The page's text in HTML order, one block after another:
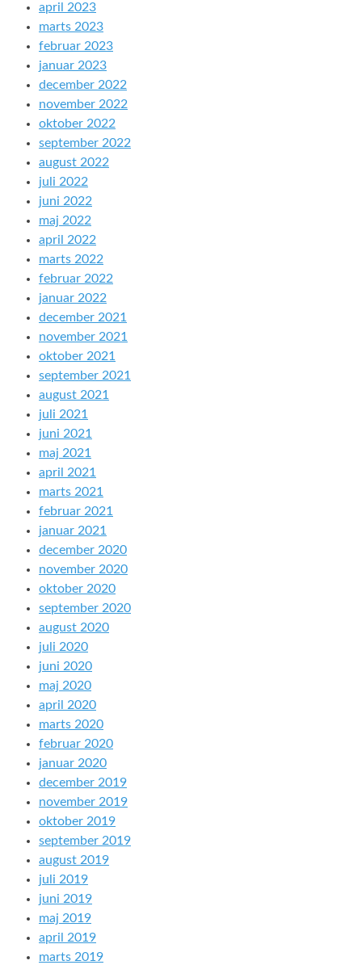
april 2023
marts 2023
februar 2023
januar 2023
december 2022
november 2022
oktober 2022
september 2022
august 2022
juli 2022
juni 2022
maj 2022
april 2022
marts 2022
februar 2022
januar 2022
december 2021
november 2021
oktober 2021
september 2021
august 2021
juli 2021
juni 2021
maj 2021
april 2021
marts 2021
februar 2021
januar 2021
december 2020
november 2020
oktober 2020
september 2020
august 2020
juli 2020
juni 2020
maj 2020
april 2020
marts 2020
februar 2020
januar 2020
december 2019
november 2019
oktober 2019
september 2019
august 2019
juli 2019
juni 2019
maj 2019
april 2019
marts 2019